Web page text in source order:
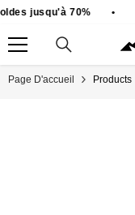
PASSER AU CONTENU
jusqu'à 70%
Page D'accueil Products